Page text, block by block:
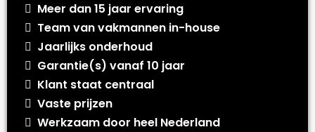
Meer dan 15 jaar ervaring
Team van vakmannen in-house
Jaarlijks onderhoud
Garantie(s) vanaf 10 jaar
Klant staat centraal
Vaste prijzen
Werkzaam door heel Nederland